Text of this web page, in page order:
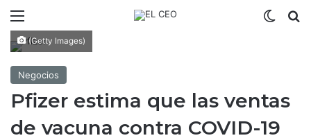
(Getty Images)
Negocios
Pfizer estima que las ventas
de vacuna contra COVID-19